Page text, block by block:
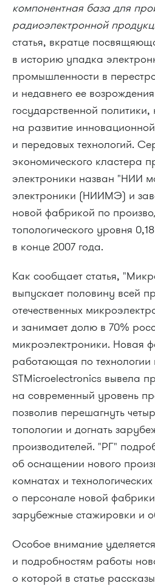
компонентная база для
радиоэлектронной
статья, вкратце
в историю упадка
промышленности в
и недавнего ее
государственной
на развитие
и передовых технологий.
экономического кластера
электроники назван "НИИ
электроники (НИИМЭ) и
новой фабрикой по
топологического уровня
в конце 2007 года.
Как сообщает статья,
выпускает половину всей
отечественных
и занимает долю в 70%
микроэлектроники. Новая
работающая по
STMicroelectronics вывела
на современный уровень
позволив перешагнуть
топологии и догнать
производителей. "РГ"
об оснащении нового
комнатах и
о персонале новой
зарубежные стажировки и
Особое внимание
и подробностям работы
о которой в статье